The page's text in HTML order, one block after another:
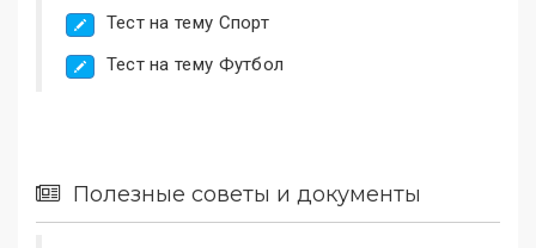
Тест на тему Спорт
Тест на тему Футбол
Полезные советы и документы